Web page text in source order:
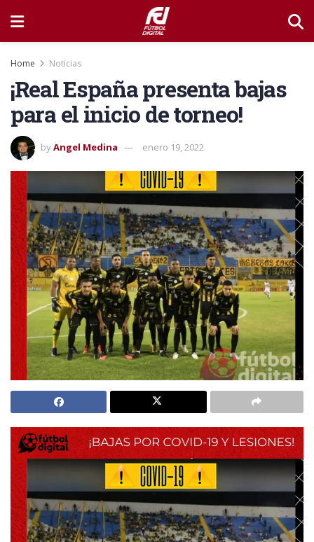
Home Noticias
¡Real España presenta bajas
para el inicio de torneo!
byAngel Medina enero 19, 2022